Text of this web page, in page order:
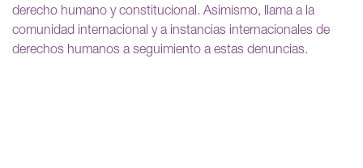
derecho humano y constitucional. Asimismo, llama a la
comunidad internacional y a instancias internacionales de
derechos humanos a seguimiento a estas denuncias.